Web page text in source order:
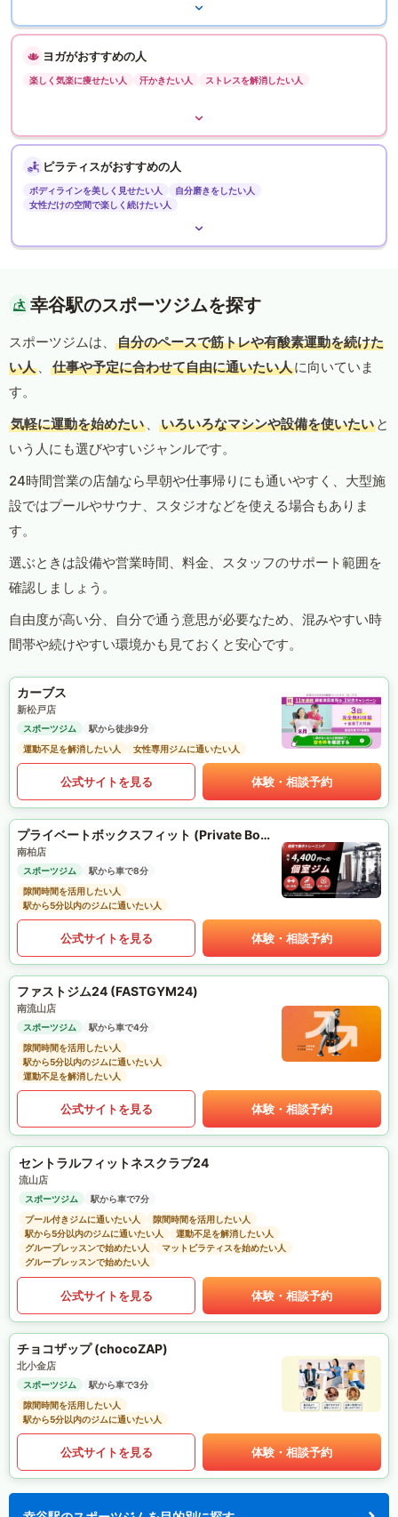
ヨガがおすすめの人
楽しく気楽に痩せたい人 汗かきたい人 ストレスを解消したい人
ピラティスがおすすめの人
ボディラインを美しく見せたい人
自分磨きをしたい人
女性だけの空間で楽しく続けたい人
幸谷駅のスポーツジムを探す
スポーツジムは、
自分のペースで筋トレや有酸素運動を続けた
い人 、 仕事や予定に合わせて自由に通いたい人に向いていま
す。
気軽に運動を始めたい 、 いろいろなマシンや設備を使いたい と
いう人にも選びやすいジャンルです。
24時間営業の店舗なら早朝や仕事帰りにも通いやすく、大型施
設ではプールやサウナ、スタジオなどを使える場合もありま
す。
選ぶときは設備や営業時間、料金、スタッフのサポート範囲を
確認しましょう。
自由度が高い分、自分で通う意思が必要なため、混みやすい時
間帯や続けやすい環境かも見ておくと安心です。
カーブス
新松戸店
スポーツジム
駅から徒歩9分
運動不足を解消したい人
女性専用ジムに通いたい人
公式サイトを見る 体験・相談予約
プライベートボックスフィット (Private Box Fit)
南柏店
スポーツジム
駅から車で8分
隙間時間を活用したい人
駅から5分以内のジムに通いたい人
公式サイトを見る 体験・相談予約
ファストジム24 (FASTGYM24)
南流山店
スポーツジム
駅から車で4分
隙間時間を活用したい人
駅から5分以内のジムに通いたい人
運動不足を解消したい人
公式サイトを見る 体験・相談予約
セントラルフィットネスクラブ24
流山店
スポーツジム
駅から車で7分
プール付きジムに通いたい人
隙間時間を活用したい人
駅から5分以内のジムに通いたい人
運動不足を解消したい人
グループレッスンで始めたい人
マットピラティスを始めたい人
グループレッスンで始めたい人
公式サイトを見る 体験・相談予約
チョコザップ (chocoZAP)
北小金店
スポーツジム
駅から車で3分
隙間時間を活用したい人
駅から5分以内のジムに通いたい人
公式サイトを見る 体験・相談予約